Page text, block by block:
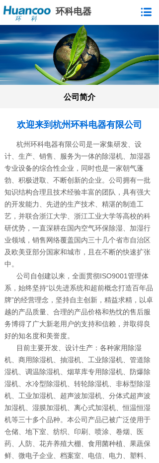
公司简介
杭州环科电器有限公司是一家集研发、设
计、生产、销售、服务为一体的除湿机、加湿器
专业设备的综合性企业，同时也是一家朝气蓬
勃、积极进取、不断创新的企业。公司拥有一批
知识结构合理且技术经验丰富的团队，具有强大
的开发能力、先进的生产技术、精湛的制造工
艺，并联合浙江大学、浙江工业大学等高校的科
研优势，一直深耕在国内空气环保除湿、加湿行
业领域，销售网络覆盖国内三十几个省市自治区
及欧美亚部分国家和城市，且在不断的快速扩张
中。
公司自创建以来，全面贯彻ISO9001管理体
系，始终坚持“以先进系统和超前概念打造百年品
牌”的经营理念，坚持自主创新，精益求精，以卓
越的产品质量、合理的产品价格和热忱的售后服
务博得了广大新老用户的支持和信赖，并取得良
好的知名度和美誉度。
目前主要开发、设计生产：各种家用除湿
机、商用除湿机、抽湿机、工业除湿机、管道除
湿机、调温除湿机、烟草库专用除湿机、防爆除
湿机、水冷型除湿机、转轮除湿机、非标型除湿
机、工业加湿机、超声波加湿机、分体式超声波
加湿机、湿膜加湿机、离心式加湿机、恒温恒湿
机等三十多个品种。本公司产品已被广泛使用于
仓储、地下室、纺织、印刷、喷涂、卷烟、医
药、人防、花卉养殖大棚、食用菌种植、果蔬保
鲜、微电子企业、档案室、电信、电力、塑料、
欢迎来到杭州环科电器有限公司
环科电器